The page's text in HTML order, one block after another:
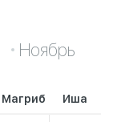
Ноябрь
Магриб Иша